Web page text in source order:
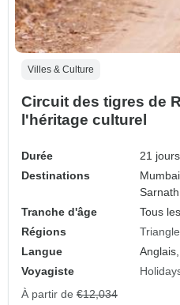
Villes & Culture
Circuit des tigres de
l'héritage culturel
Durée
21 jours
Destinations
Mumbai,
Tranche d'âge
Tous
Régions
Langue
Voyagiste
À partir de €12,034